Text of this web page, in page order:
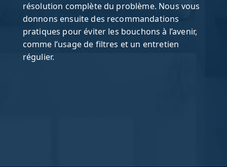
résolution complète du problème. Nous vous
donnons ensuite des recommandations
pratiques pour éviter les bouchons à l’avenir,
comme l’usage de filtres et un entretien
régulier.